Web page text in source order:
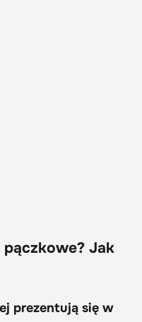
Jak
prezentują się w